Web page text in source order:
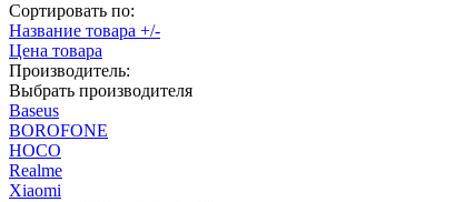
Сортировать по:
Название товара +/-
Цена товара
Производитель:
Выбрать производителя
Baseus
BOROFONE
HOCO
Realme
Xiaomi